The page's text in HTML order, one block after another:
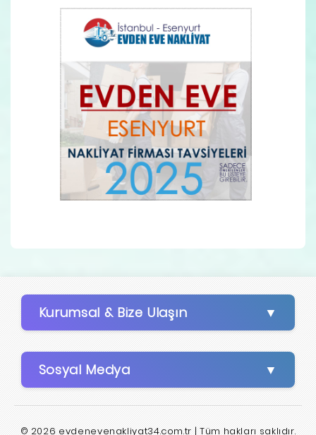
Kurumsal & Bize Ulaşın
Sosyal Medya
© 2026 evdenevenakliyat34.com.tr | Tüm hakları saklıdır.